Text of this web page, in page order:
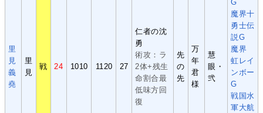
里
見
義
堯
里
見
戦 24 1010 1120 27
仁者の沈
勇
術攻：ラ
2体+残生
命割合最
低味方回
復
先
の
先
万
年
君
様
慧
眼・
弐
G
魔界十
勇士伝
説G
魔界
虹レイ
ンボー
G
戦国水
軍大航